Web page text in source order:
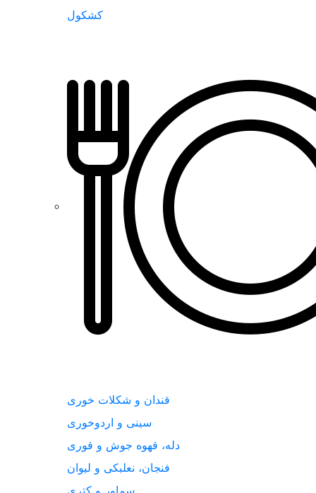
کشکول
قندان و شکلات خوری
سینی و اردوخوری
دله، قهوه جوش و قوری
فنجان، نعلبکی و لیوان
سماور و کتری